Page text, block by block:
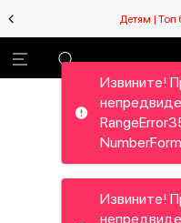
Детям |
Извините!
Извините!